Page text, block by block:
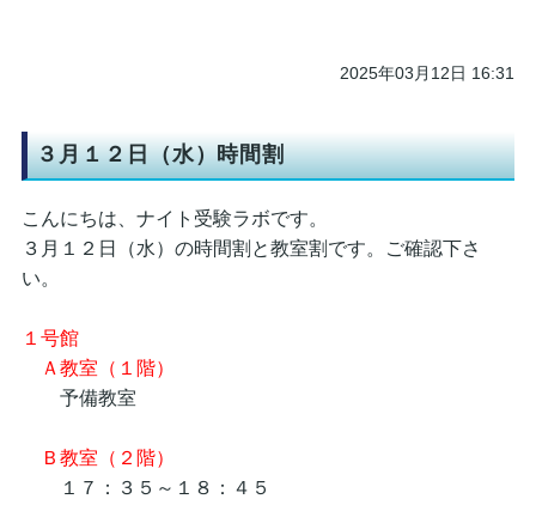
2025年03月12日 16:31
３月１２日（水）時間割
こんにちは、ナイト受験ラボです。
３月１２日（水）の時間割と教室割です。ご確認下さ
い。
１号館
Ａ教室（１階）
予備教室
Ｂ教室（２階）
１７：３５～１８：４５